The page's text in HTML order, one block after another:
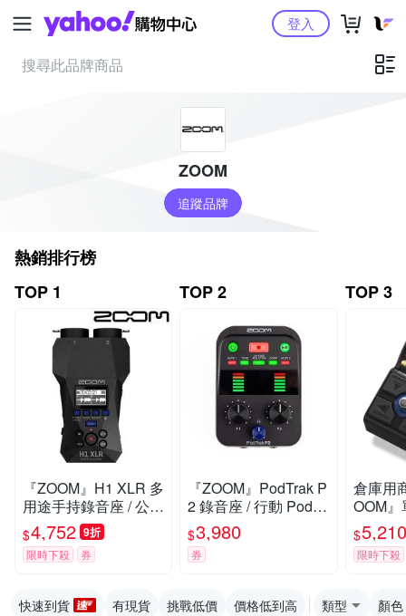
Yahoo購物中心登入
ZOOM
追蹤品牌
熱銷排行榜
TOP 1
『ZOOM』H1 XLR 多
用途手持錄音座 / 公司
貨保固
$4,752 9折
限時下殺 券
TOP 2
『ZOOM』PodTrak P
2 錄音座 / 行動 Podca
st 工作室 / 公司貨保固
$3,980
券
TOP 3
倉庫用
OOM
箱模
R+ / 公
$5,210
限時下殺
快速到貨 有現貨 挑戰低價 價格低到高 類型 顏色